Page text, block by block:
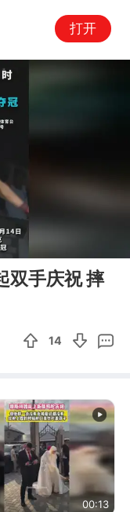
打开
双手庆祝 摔
14
00:13